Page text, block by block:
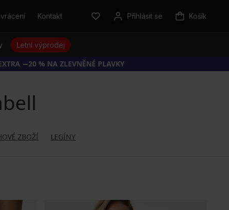
Kontakt Přihlásit se Košík
Letní výprodej
−20 % NA ZLEVNĚNÉ PLAVKY
ZBOŽÍ LEGÍNY